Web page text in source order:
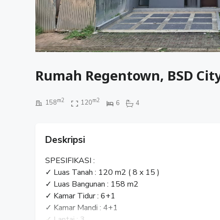
Rumah Regentown, BSD
158m2 120m2 6 4
Deskripsi
SPESIFIKASI :
✓ Luas Tanah : 120 m2 ( 8 x 15 )
✓ Luas Bangunan : 158 m2
✓ Kamar Tidur : 6+1
✓ Kamar Mandi : 4+1